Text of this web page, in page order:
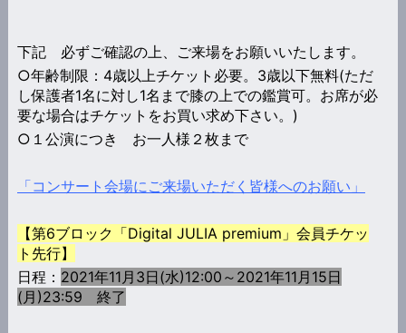
下記 必ずご確認の上、ご来場をお願いいたします。
○年齢制限：4歳以上チケット必要。3歳以下無料(ただ
し保護者1名に対し1名まで膝の上での鑑賞可。お席が必
要な場合はチケットをお買い求め下さい。)
○１公演につき お一人様２枚まで
「コンサート会場にご来場いただく皆様へのお願い」
【第6ブロック「Digital JULIA premium」会員チケッ
ト先行】
日程： 2021年11月3日(水)12:00～2021年11月15日
(月)23:59 終了